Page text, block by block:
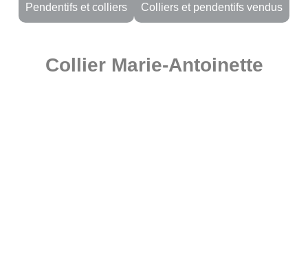
Pendentifs et colliers Colliers et pendentifs vendus
Collier Marie-Antoinette